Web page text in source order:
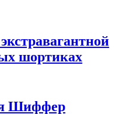
шортиках
Шиффер